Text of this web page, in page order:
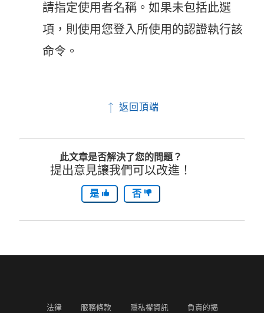
請指定使用者名稱。如果未包括此選
項，則使用您登入所使用的認證執行該
命令。
返回頂端
此文章是否解決了您的問題？
提出意見讓我們可以改進！
是 否
法律 服務條款 隱私權資訊 負責的揭